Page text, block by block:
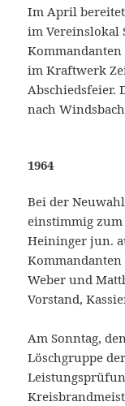
Im April
im Vereinslokal
im Kraftwerk
Abschiedsfeier.
nach
1964
Bei der
einstimmig
Heininger jun.
Weber und
Vorstand,
Am Sonntag,
Löschgruppe